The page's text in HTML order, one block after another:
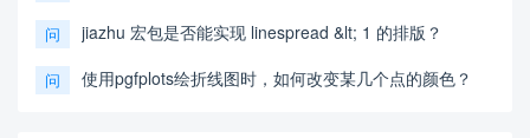
问 jiazhu 宏包是否能实现 linespread &lt; 1 的排版？
问 使用pgfplots绘折线图时，如何改变某几个点的颜色？